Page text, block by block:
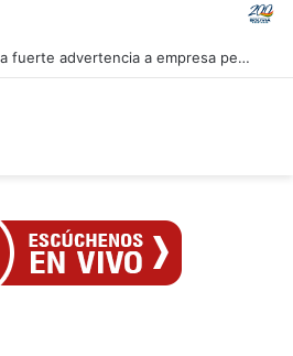
Mandataria Rodríguez felicita a atletas venezolanos por su brillante participación en CAC 2026